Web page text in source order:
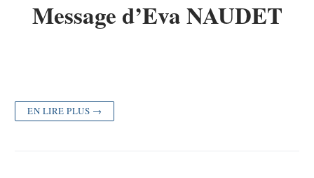
Message d’Eva NAUDET
EN LIRE PLUS →